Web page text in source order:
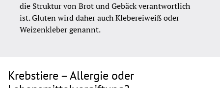
die Struktur von Brot und Gebäck verantwortlich
ist. Gluten wird daher auch Klebereiweiß oder
Weizenkleber genannt.
Krebstiere – Allergie oder